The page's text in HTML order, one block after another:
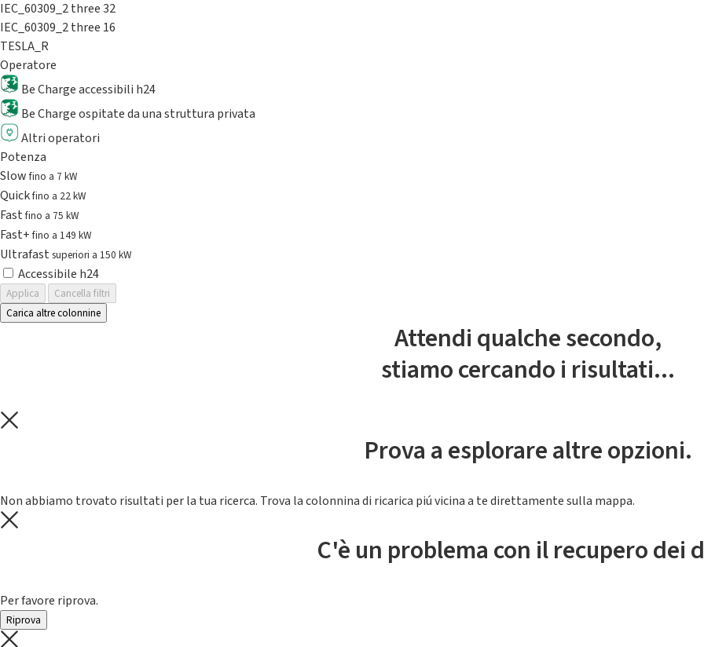
IEC_60309_2 three 32
IEC_60309_2 three 16
TESLA_R
Operatore
Be Charge accessibili h24
Be Charge ospitate da una struttura privata
Altri operatori
Potenza
Slowfino a 7 kW
Quickfino a 22 kW
Fastfino a 75 kW
Fast+fino a 149 kW
Ultrafast superiori a 150 kW
Accessibile h24
Applica
Cancella filtri
Carica altre colonnine
Attendi qualche secondo,
stiamo cercando i risultati...
Prova a esplorare altre opzioni.
Non abbiamo trovato risultati per la tua ricerca. Trova la colonnina di ricarica piú vicina a te direttamente sulla mappa.
C'è un problema con il recupero dei
Per favore riprova.
Riprova